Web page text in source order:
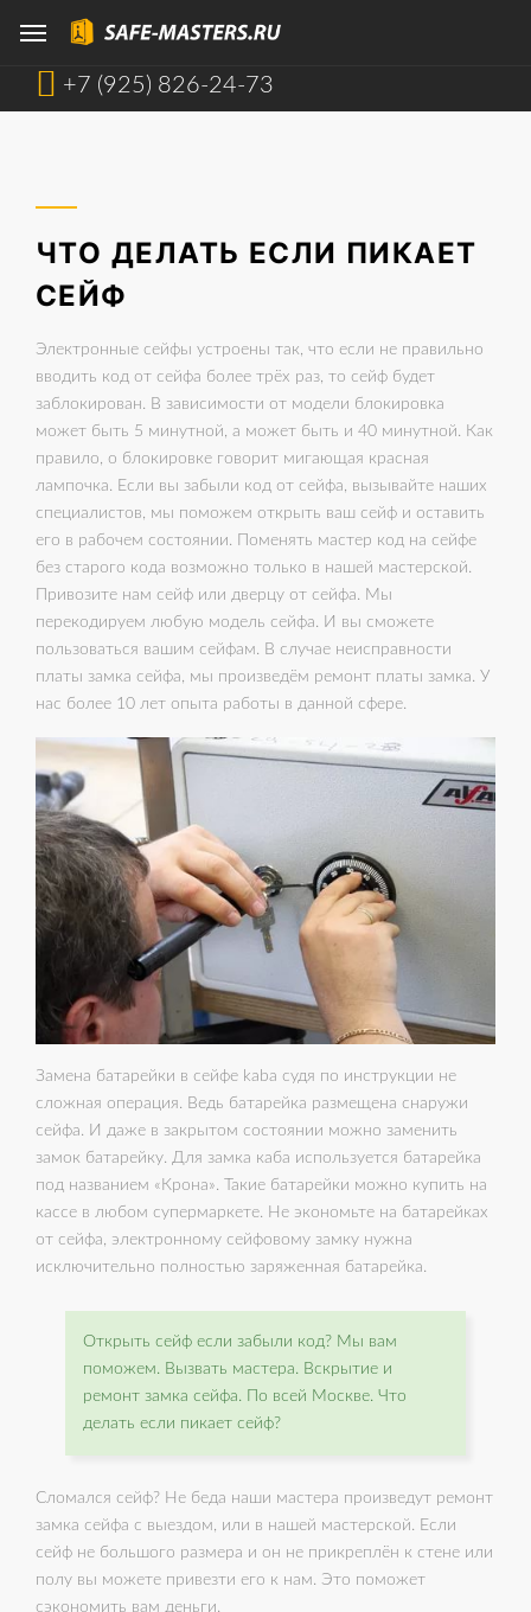
+7 (925) 826-24-73
ЧТО ДЕЛАТЬ ЕСЛИ ПИКАЕТ
СЕЙФ
Электронные сейфы устроены так, что если не правильно
вводить код от сейфа более трёх раз, то сейф будет
заблокирован. В зависимости от модели блокировка
может быть 5 минутной, а может быть и 40 минутной. Как
правило, о блокировке говорит мигающая красная
лампочка. Если вы забыли код от сейфа, вызывайте наших
специалистов, мы поможем открыть ваш сейф и оставить
его в рабочем состоянии. Поменять мастер код на сейфе
без старого кода возможно только в нашей мастерской.
Привозите нам сейф или дверцу от сейфа. Мы
перекодируем любую модель сейфа. И вы сможете
пользоваться вашим сейфам. В случае неисправности
платы замка сейфа, мы произведём ремонт платы замка. У
нас более 10 лет опыта работы в данной сфере.
Замена батарейки в сейфе kaba судя по инструкции не
сложная операция. Ведь батарейка размещена снаружи
сейфа. И даже в закрытом состоянии можно заменить
замок батарейку. Для замка каба используется батарейка
под названием «Крона». Такие батарейки можно купить на
кассе в любом супермаркете. Не экономьте на батарейках
от сейфа, электронному сейфовому замку нужна
исключительно полностью заряженная батарейка.
Открыть сейф если забыли код? Мы вам
поможем. Вызвать мастера. Вскрытие и
ремонт замка сейфа. По всей Москве. Что
делать если пикает сейф?
Сломался сейф? Не беда наши мастера произведут ремонт
замка сейфа с выездом, или в нашей мастерской. Если
сейф не большого размера и он не прикреплён к стене или
полу вы можете привезти его к нам. Это поможет
сэкономить вам деньги.